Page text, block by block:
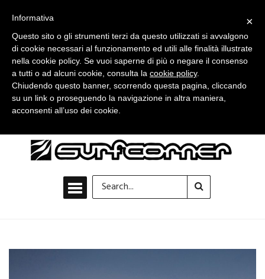
×
Informativa
Questo sito o gli strumenti terzi da questo utilizzati si avvalgono
di cookie necessari al funzionamento ed utili alle finalità illustrate
nella cookie policy. Se vuoi saperne di più o negare il consenso
a tutti o ad alcuni cookie, consulta la cookie policy.
Chiudendo questo banner, scorrendo questa pagina, cliccando
su un link o proseguendo la navigazione in altra maniera,
acconsenti all’uso dei cookie.